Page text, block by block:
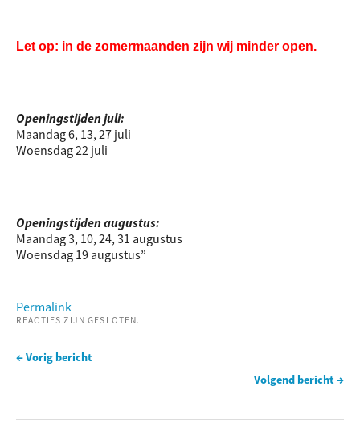
Let op: in de zomermaanden zijn wij minder open.
Openingstijden juli:
Maandag 6, 13, 27 juli
Woensdag 22 juli
Openingstijden augustus:
Maandag 3, 10, 24, 31 augustus
Woensdag 19 augustus”
Permalink
REACTIES ZIJN GESLOTEN.
← Vorig bericht
Volgend bericht →